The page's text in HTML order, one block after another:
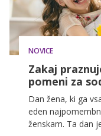
NOVICE
Zakaj
pomeni za
Dan žena, ki ga
eden
ženskam. Ta dan